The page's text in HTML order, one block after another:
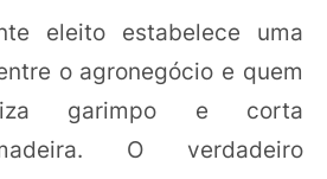
eleito estabelece uma
o agronegócio e quem
garimpo e corta
O verdadeiro